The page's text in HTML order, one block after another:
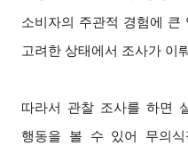
소비자의 주관적 경험에 큰
고려한 상태에서 조사가 이
따라서 관찰 조사를 하면
행동을 볼 수 있어 무의